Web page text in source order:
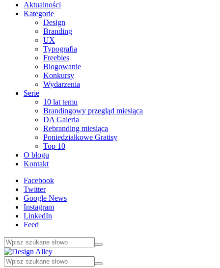
Aktualności
Kategorie
Design
Branding
UX
Typografia
Freebies
Blogowanie
Konkursy
Wydarzenia
Serie
10 lat temu
Brandingowy przegląd miesiąca
DA Galeria
Rebranding miesiąca
Poniedziałkowe Gratisy
Top 10
O blogu
Kontakt
Facebook
Twitter
Google News
Instagram
LinkedIn
Feed